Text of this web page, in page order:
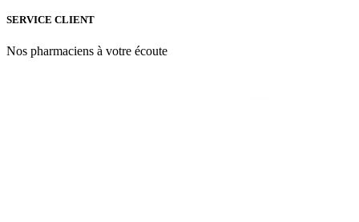
SERVICE CLIENT
Nos pharmaciens à votre écoute